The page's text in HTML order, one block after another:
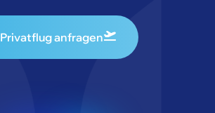
Privatflug anfragen